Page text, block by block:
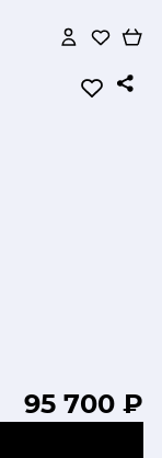
95 700 ₽